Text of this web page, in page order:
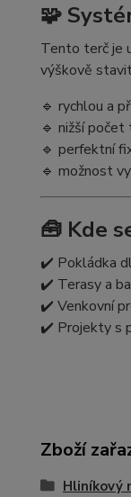
🧩
Tento terč je
výškově
🔹 rychlou a
🔹 nižší
🔹 perfektní
🔹 možnost
🧰 Kde
✔️ Pokládka
✔️ Terasy a
✔️ Venkovní
✔️ Projekty s
Zboží
Hliníkový